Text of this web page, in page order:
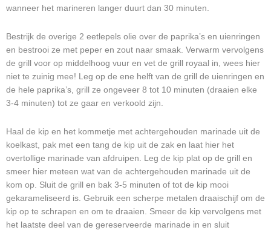
wanneer het marineren langer duurt dan 30 minuten.
Bestrijk de overige 2 eetlepels olie over de paprika’s en uienringen
en bestrooi ze met peper en zout naar smaak. Verwarm vervolgens
de grill voor op middelhoog vuur en vet de grill royaal in, wees hier
niet te zuinig mee! Leg op de ene helft van de grill de uienringen en
de hele paprika’s, grill ze ongeveer 8 tot 10 minuten (draaien elke
3-4 minuten) tot ze gaar en verkoold zijn.
Haal de kip en het kommetje met achtergehouden marinade uit de
koelkast, pak met een tang de kip uit de zak en laat hier het
overtollige marinade van afdruipen. Leg de kip plat op de grill en
smeer hier meteen wat van de achtergehouden marinade uit de
kom op. Sluit de grill en bak 3-5 minuten of tot de kip mooi
gekarameliseerd is. Gebruik een scherpe metalen draaischijf om de
kip op te schrapen en om te draaien. Smeer de kip vervolgens met
het laatste deel van de gereserveerde marinade in en sluit